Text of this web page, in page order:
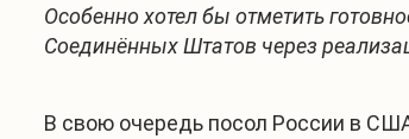
Особенно хотел бы отметить
Соединённых Штатов через
В свою очередь посол России в